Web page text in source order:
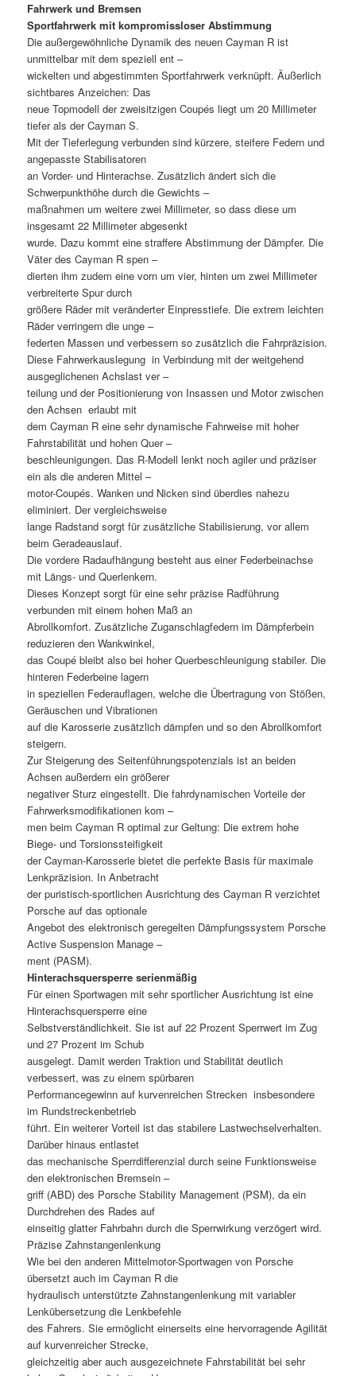
Fahrwerk und Bremsen
Sportfahrwerk mit kompromissloser Abstimmung
Die außergewöhnliche Dynamik des neuen Cayman R ist
unmittelbar mit dem speziell ent –
wickelten und abgestimmten Sportfahrwerk verknüpft. Äußerlich
sichtbares Anzeichen: Das
neue Topmodell der zweisitzigen Coupés liegt um 20 Millimeter
tiefer als der Cayman S.
Mit der Tieferlegung verbunden sind kürzere, steifere Federn und
angepasste Stabilisatoren
an Vorder- und Hinterachse. Zusätzlich ändert sich die
Schwerpunkthöhe durch die Gewichts –
maßnahmen um weitere zwei Millimeter, so dass diese um
insgesamt 22 Millimeter abgesenkt
wurde. Dazu kommt eine straffere Abstimmung der Dämpfer. Die
Väter des Cayman R spen –
dierten ihm zudem eine vorn um vier, hinten um zwei Millimeter
verbreiterte Spur durch
größere Räder mit veränderter Einpresstiefe. Die extrem leichten
Räder verringern die unge –
federten Massen und verbessern so zusätzlich die Fahrpräzision.
Diese Fahrwerkauslegung  in Verbindung mit der weitgehend
ausgeglichenen Achslast ver –
teilung und der Positionierung von Insassen und Motor zwischen
den Achsen  erlaubt mit
dem Cayman R eine sehr dynamische Fahrweise mit hoher
Fahrstabilität und hohen Quer –
beschleunigungen. Das R-Modell lenkt noch agiler und präziser
ein als die anderen Mittel –
motor-Coupés. Wanken und Nicken sind überdies nahezu
eliminiert. Der vergleichsweise
lange Radstand sorgt für zusätzliche Stabilisierung, vor allem
beim Geradeauslauf.
Die vordere Radaufhängung besteht aus einer Federbeinachse
mit Längs- und Querlenkern.
Dieses Konzept sorgt für eine sehr präzise Radführung
verbunden mit einem hohen Maß an
Abrollkomfort. Zusätzliche Zuganschlagfedern im Dämpferbein
reduzieren den Wankwinkel,
das Coupé bleibt also bei hoher Querbeschleunigung stabiler. Die
hinteren Federbeine lagern
in speziellen Federauflagen, welche die Übertragung von Stößen,
Geräuschen und Vibrationen
auf die Karosserie zusätzlich dämpfen und so den Abrollkomfort
steigern.
Zur Steigerung des Seitenführungspotenzials ist an beiden
Achsen außerdem ein größerer
negativer Sturz eingestellt. Die fahrdynamischen Vorteile der
Fahrwerksmodifikationen kom –
men beim Cayman R optimal zur Geltung: Die extrem hohe
Biege- und Torsionssteifigkeit
der Cayman-Karosserie bietet die perfekte Basis für maximale
Lenkpräzision. In Anbetracht
der puristisch-sportlichen Ausrichtung des Cayman R verzichtet
Porsche auf das optionale
Angebot des elektronisch geregelten Dämpfungssystem Porsche
Active Suspension Manage –
ment (PASM).
Hinterachsquersperre serienmäßig
Für einen Sportwagen mit sehr sportlicher Ausrichtung ist eine
Hinterachsquersperre eine
Selbstverständlichkeit. Sie ist auf 22 Prozent Sperrwert im Zug
und 27 Prozent im Schub
ausgelegt. Damit werden Traktion und Stabilität deutlich
verbessert, was zu einem spürbaren
Performancegewinn auf kurvenreichen Strecken  insbesondere
im Rundstreckenbetrieb 
führt. Ein weiterer Vorteil ist das stabilere Lastwechselverhalten.
Darüber hinaus entlastet
das mechanische Sperrdifferenzial durch seine Funktionsweise
den elektronischen Bremsein –
griff (ABD) des Porsche Stability Management (PSM), da ein
Durchdrehen des Rades auf
einseitig glatter Fahrbahn durch die Sperrwirkung verzögert wird.
Präzise Zahnstangenlenkung
Wie bei den anderen Mittelmotor-Sportwagen von Porsche
übersetzt auch im Cayman R die
hydraulisch unterstützte Zahnstangenlenkung mit variabler
Lenkübersetzung die Lenkbefehle
des Fahrers. Sie ermöglicht einerseits eine hervorragende Agilität
auf kurvenreicher Strecke,
gleichzeitig aber auch ausgezeichnete Fahrstabilität bei sehr